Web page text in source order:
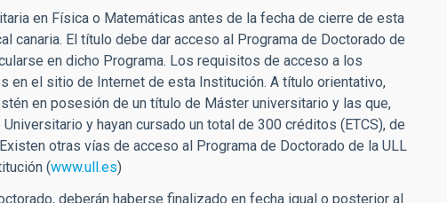
en Física o Matemáticas antes de la fecha de cierre de esta
canaria. El título debe dar acceso al Programa de Doctorado de
en dicho Programa. Los requisitos de acceso a los
en el sitio de Internet de esta Institución. A título orientativo,
en posesión de un título de Máster universitario y las que,
y hayan cursado un total de 300 créditos (ETCS), de
otras vías de acceso al Programa de Doctorado de la ULL
(www.ull.es)
deberán haberse finalizado en fecha igual o posterior al